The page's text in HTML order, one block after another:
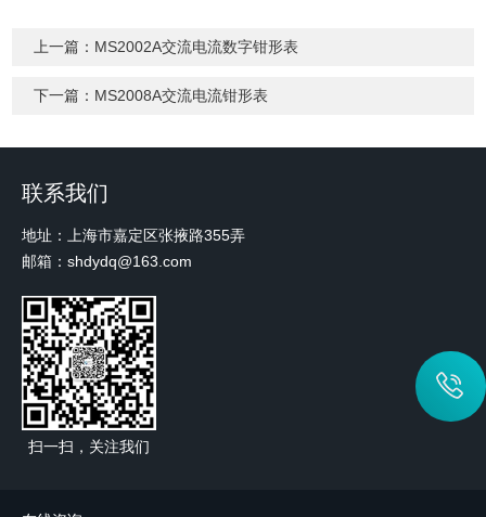
上一篇： MS2002A交流电流数字钳形表
下一篇： MS2008A交流电流钳形表
联系我们
地址：上海市嘉定区张掖路355弄
邮箱：shdydq@163.com
扫一扫，关注我们